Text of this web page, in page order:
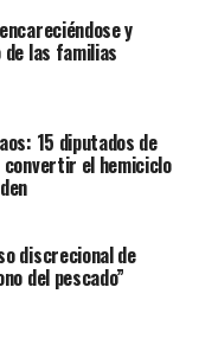
y
las familias
15 diputados de
el hemiciclo
discrecional de
del pescado”